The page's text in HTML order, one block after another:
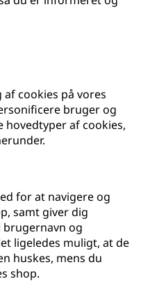
af cookies på vores
bruger og
hovedtyper af cookies,
for at navigere og
samt giver dig
og
ligeledes muligt, at de
huskes, mens du
shop.